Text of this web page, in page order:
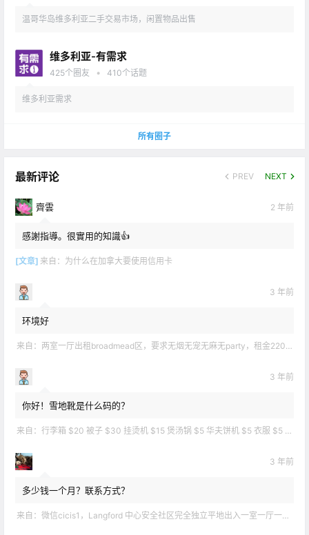
温哥华岛维多利亚二手交易市场，闲置物品出售
维多利亚-有需求
425个圈友 • 410个话题
维多利亚需求
所有圈子
最新评论 PREV NEXT
齊雲 2 年前
感謝指導。很實用的知識👍
[文章] 来自： 为什么在加拿大要使用信用卡
3 年前
环境好
来自： 两室一厅出租broadmead区，要求无烟无宠无麻无party，租金2200不包水电有意短信联系2508858496
3 年前
你好！雪地靴是什么码的？
来自： 行李箱 $20 被子 $30 挂烫机 $15 煲汤锅 $5 华夫饼机 $5 衣服 $5 雪地靴 $10 滑雪手套 $10 宜家衣物收纳 .
3 年前
多少钱一个月？联系方式？
来自： 微信cicis1，Langford 中心安全社区完全独立平地出入一室一厅一书房步行5分钟到公车站和商业圈 有后花园和.